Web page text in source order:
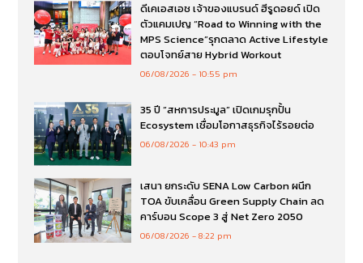
ดีเคเอสเอช เจ้าของแบรนด์ ฮีรูดอยด์ เปิด
ตัวแคมเปญ “Road to Winning with the
MPS Science”รุกตลาด Active Lifestyle
ตอบโจทย์สาย Hybrid Workout
06/08/2026 10:55 pm
35 ปี “สหการประมูล” เปิดเกมรุกปั้น
Ecosystem เชื่อมโอกาสธุรกิจไร้รอยต่อ
06/08/2026 10:43 pm
เสนา ยกระดับ SENA Low Carbon ผนึก
TOA ขับเคลื่อน Green Supply Chain ลด
คาร์บอน Scope 3 สู่ Net Zero 2050
06/08/2026 8:22 pm